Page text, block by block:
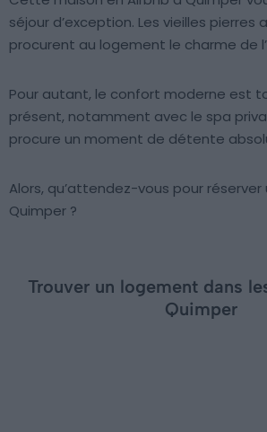
séjour d’exception. Les vieilles pierres
procurent au logement le charme de
Pour autant, le confort moderne est
présent, notamment avec le spa
procure un moment de détente
Alors, qu’attendez-vous pour réserver
Quimper ?
Trouver un logement dans
Quimper